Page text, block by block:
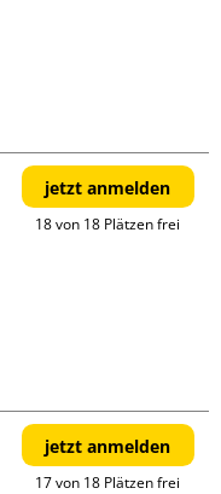
jetzt anmelden
18 von 18 Plätzen frei
jetzt anmelden
17 von 18 Plätzen frei